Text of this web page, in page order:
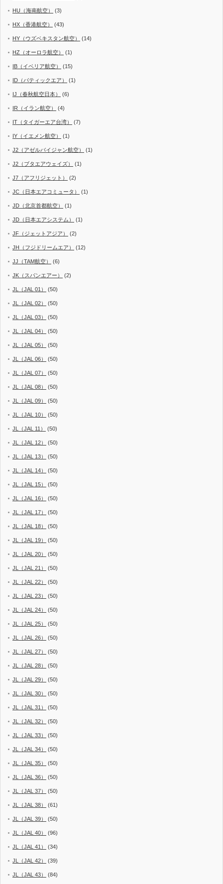
HU（海南航空） (3)
HX（香港航空） (43)
HY（ウズベキスタン航空） (14)
HZ（オーロラ航空） (1)
IB（イベリア航空） (15)
ID（バティックエア） (1)
IJ（春秋航空日本） (6)
IR（イラン航空） (4)
IT（タイガーエア台湾） (7)
IY（イエメン航空） (1)
J2（アゼルバイジャン航空） (1)
J2（ブタエアウェイズ） (1)
J7（アフリジェット） (2)
JC（日本エアコミュータ） (1)
JD（北京首都航空） (1)
JD（日本エアシステム） (1)
JF（ジェットアジア） (2)
JH（フジドリームエア） (12)
JJ（TAM航空） (6)
JK（スパンエアー） (2)
JL（JAL 01） (50)
JL（JAL 02） (50)
JL（JAL 03） (50)
JL（JAL 04） (50)
JL（JAL 05） (50)
JL（JAL 06） (50)
JL（JAL 07） (50)
JL（JAL 08） (50)
JL（JAL 09） (50)
JL（JAL 10） (50)
JL（JAL 11） (50)
JL（JAL 12） (50)
JL（JAL 13） (50)
JL（JAL 14） (50)
JL（JAL 15） (50)
JL（JAL 16） (50)
JL（JAL 17） (50)
JL（JAL 18） (50)
JL（JAL 19） (50)
JL（JAL 20） (50)
JL（JAL 21） (50)
JL（JAL 22） (50)
JL（JAL 23） (50)
JL（JAL 24） (50)
JL（JAL 25） (50)
JL（JAL 26） (50)
JL（JAL 27） (50)
JL（JAL 28） (50)
JL（JAL 29） (50)
JL（JAL 30） (50)
JL（JAL 31） (50)
JL（JAL 32） (50)
JL（JAL 33） (50)
JL（JAL 34） (50)
JL（JAL 35） (50)
JL（JAL 36） (50)
JL（JAL 37） (50)
JL（JAL 38） (61)
JL（JAL 39） (50)
JL（JAL 40） (96)
JL（JAL 41） (34)
JL（JAL 42） (39)
JL（JAL 43） (84)